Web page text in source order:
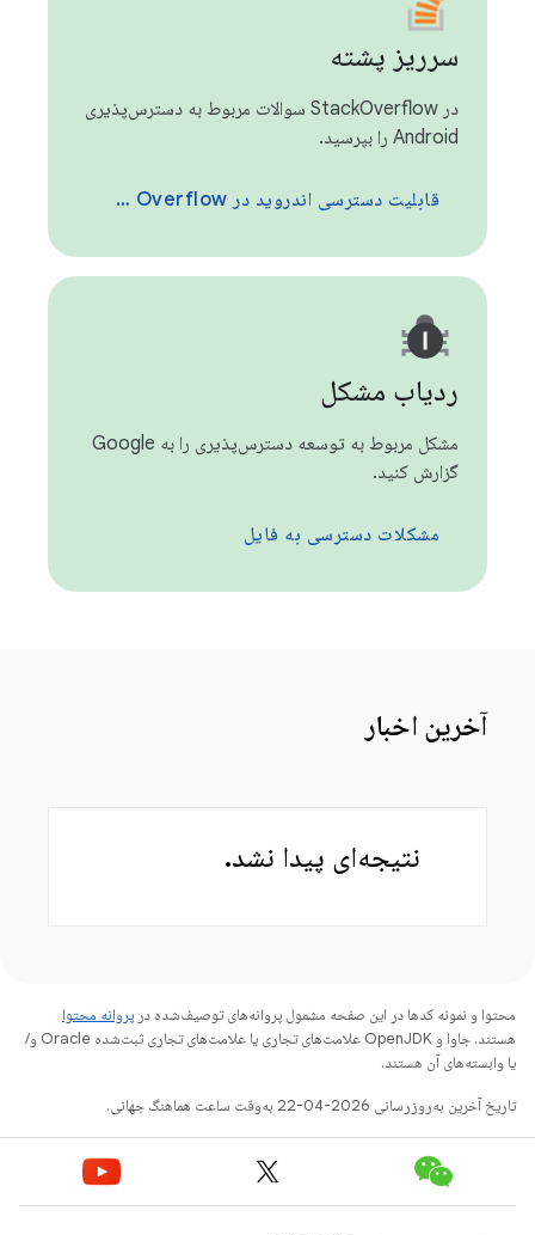
سرریز پشته
در StackOverflow سوالات مربوط به دسترس‌پذیری
Android را بپرسید.
قابلیت دسترسی اندروید در Stack Overflow
ردیاب مشکل
مشکل مربوط به توسعه دسترس‌پذیری را به Google
گزارش کنید.
مشکلات دسترسی به فایل
آخرین اخبار
نتیجه‌ای پیدا نشد.
محتوا و نمونه کدها در این صفحه مشمول پروانه‌های توصیف‌شده در پروانه محتوا
هستند. جاوا و OpenJDK علامت‌های تجاری یا علامت‌های تجاری ثبت‌شده Oracle و/
یا وابسته‌های آن هستند.
تاریخ آخرین به‌روزرسانی 2026-04-22 به‌وقت ساعت هماهنگ جهانی.